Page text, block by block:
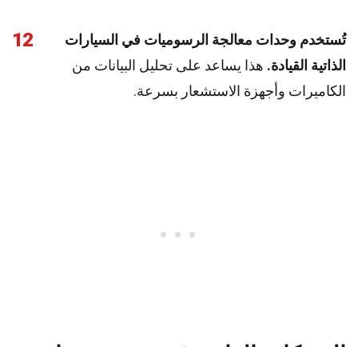
12
تُستخدم وحدات معالجة الرسوميات في السيارات
الذاتية القيادة. هذا يساعد على تحليل البيانات من
الكاميرات وأجهزة الاستشعار بسرعة.